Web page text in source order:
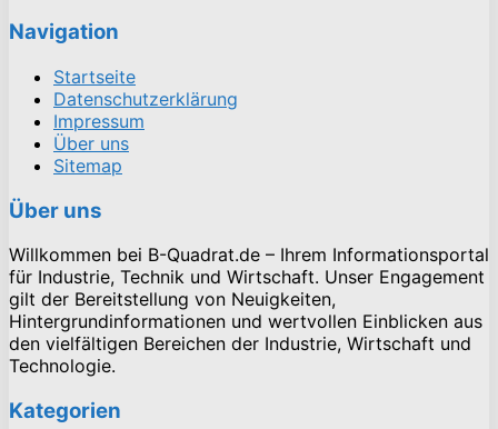
Navigation
Startseite
Datenschutzerklärung
Impressum
Über uns
Sitemap
Über uns
Willkommen bei B-Quadrat.de – Ihrem Informationsportal
für Industrie, Technik und Wirtschaft. Unser Engagement
gilt der Bereitstellung von Neuigkeiten,
Hintergrundinformationen und wertvollen Einblicken aus
den vielfältigen Bereichen der Industrie, Wirtschaft und
Technologie.
Kategorien